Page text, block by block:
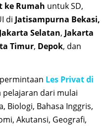
ke Rumah untuk SD,
di Jatisampurna Bekasi,
Jakarta Selatan, Jakarta
Timur, Depok, dan
permintaan Les Privat di
dari mulai
Biologi, Bahasa Inggris,
Akutansi, Geografi,